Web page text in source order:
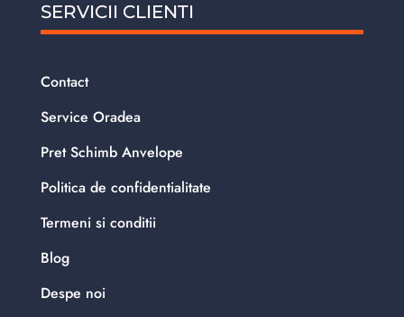
SERVICII CLIENTI
Contact
Service Oradea
Pret Schimb Anvelope
Politica de confidentialitate
Termeni si conditii
Blog
Despe noi